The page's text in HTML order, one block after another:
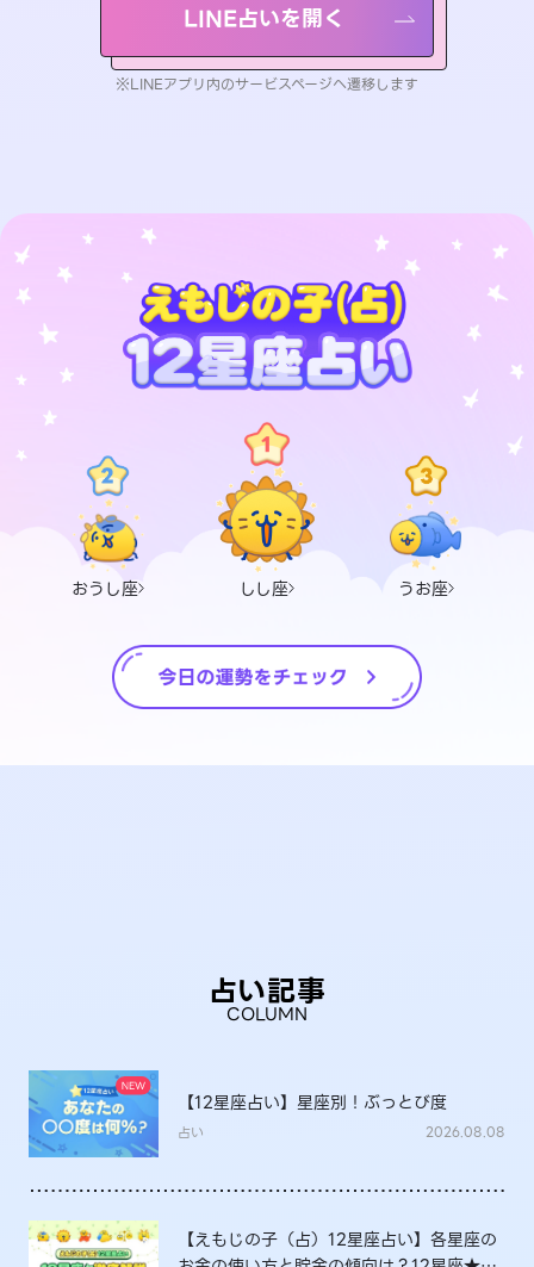
LINE占いを開く
※LINEアプリ内のサービスページへ遷移します
おうし座 しし座 うお座
占い記事
COLUMN
【12星座占い】星座別！ぶっとび度
占い 2026.08.08
【えもじの子（占）12星座占い】各星座の